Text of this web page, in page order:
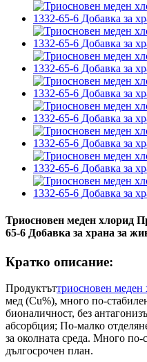
Триосновен меден хлорид
65-6 Добавка за храна за
Кратко описание:
Продуктъттриосновен меден
мед (Cu%), много по-
бионаличност, без
абсорбция; По-малко
за околната среда. Много по-
дългосрочен план.